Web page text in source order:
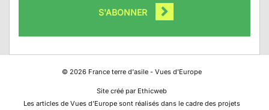
S'ABONNER
© 2026France terre d'asile - Vues d'Europe
Site créé par Ethicweb
Les articles de Vues d’Europe sont réalisés dans le cadre des projets